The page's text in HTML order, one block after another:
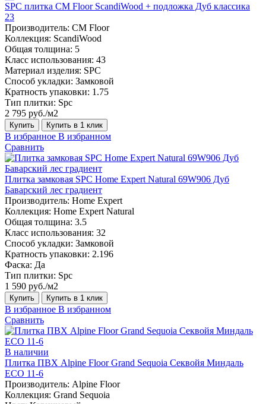
SPC плитка CM Floor ScandiWood + подложка Дуб классика
23
Производитель: CM Floor
Коллекция: ScandiWood
Общая толщина: 5
Класс использования: 43
Материал изделия: SPC
Способ укладки: Замковой
Кратность упаковки: 1.75
Тип плитки: Spc
2 795 руб./м2
Купить Купить в 1 клик
В избранное В избранном
Сравнить
Плитка замковая SPC Home Expert Natural 69W906 Дуб
Баварский лес градиент
Производитель: Home Expert
Коллекция: Home Expert Natural
Общая толщина: 3.5
Класс использования: 32
Способ укладки: Замковой
Кратность упаковки: 2.196
Фаска: Да
Тип плитки: Spc
1 590 руб./м2
Купить Купить в 1 клик
В избранное В избранном
Сравнить
В наличии
Плитка ПВХ Alpine Floor Grand Sequoia Секвойя Миндаль
ECO 11-6
Производитель: Alpine Floor
Коллекция: Grand Sequoia